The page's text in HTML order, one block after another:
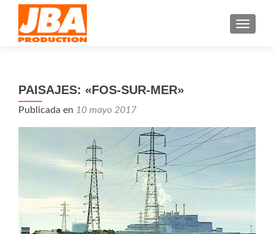
PAISAJES: «FOS-SUR-MER»
Publicada en 10 mayo 2017